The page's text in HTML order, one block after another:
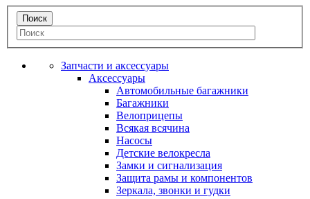
Запчасти и аксессуары
Аксессуары
Автомобильные багажники
Багажники
Велоприцепы
Всякая всячина
Насосы
Детские велокресла
Замки и сигнализация
Защита рамы и компонентов
Зеркала, звонки и гудки